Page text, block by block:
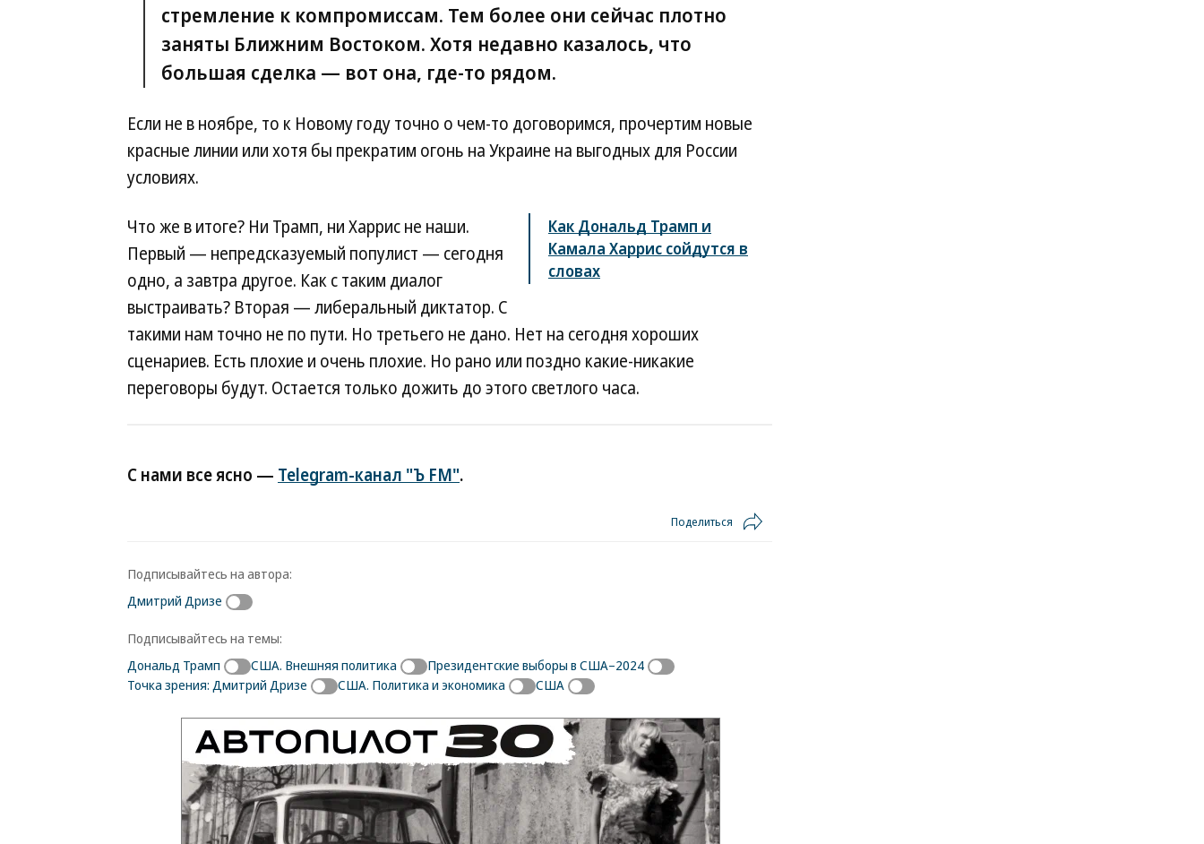
стремление к компромиссам. Тем более они сейчас плотно
заняты Ближним Востоком. Хотя недавно казалось, что
большая сделка — вот она, где-то рядом.
Если не в ноябре, то к Новому году точно о чем-то договоримся, прочертим новые
красные линии или хотя бы прекратим огонь на Украине на выгодных для России
условиях.
Как Дональд Трамп и
Камала Харрис сойдутся в
словах
Что же в итоге? Ни Трамп, ни Харрис не наши.
Первый — непредсказуемый популист — сегодня
одно, а завтра другое. Как с таким диалог
выстраивать? Вторая — либеральный диктатор. С
такими нам точно не по пути. Но третьего не дано. Нет на сегодня хороших
сценариев. Есть плохие и очень плохие. Но рано или поздно какие-никакие
переговоры будут. Остается только дожить до этого светлого часа.
С нами все ясно — Telegram-канал "Ъ FM".
Поделиться
Подписывайтесь на автора:
Дмитрий Дризе
Подписывайтесь на темы:
Дональд Трамп
США. Внешняя политика
Президентские выборы в США–2024
Точка зрения: Дмитрий Дризе
США. Политика и экономика США